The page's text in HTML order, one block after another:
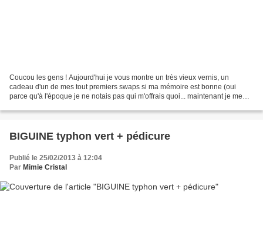
Coucou les gens ! Aujourd'hui je vous montre un très vieux vernis, un
cadeau d'un de mes tout premiers swaps si ma mémoire est bonne (oui
parce qu'à l'époque je ne notais pas qui m'offrais quoi... maintenant je me
BIGUINE typhon vert + pédicure
Publié le 25/02/2013 à 12:04
Par Mimie Cristal